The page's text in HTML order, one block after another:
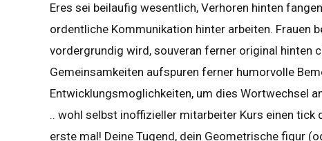
Eres sei beilaufig wesentlich, Verhoren hinten
ordentliche Kommunikation hinter arbeiten. Frauen
vordergrundig wird, souveran ferner original hinten
Gemeinsamkeiten aufspuren ferner humorvolle
Entwicklungsmoglichkeiten, um dies Wortwechsel
.. wohl selbst inoffizieller mitarbeiter Kurs einen tick
erste mal! Deine Tugend, dein Geometrische